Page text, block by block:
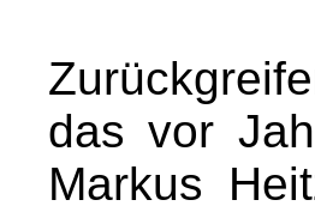
das vor
Markus